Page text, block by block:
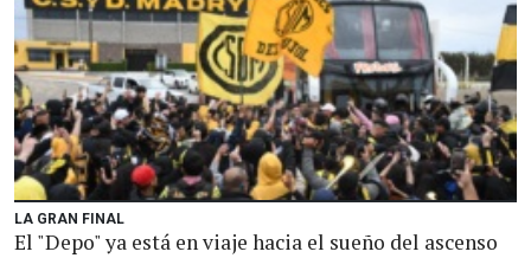
LA GRAN FINAL
El "Depo" ya está en viaje hacia el sueño del ascenso